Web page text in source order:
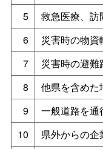
5
救急医療、訪
6
災害時の物資
7
災害時の避難
8
他県を含めた
9
一般道路を通
10
県外からの企